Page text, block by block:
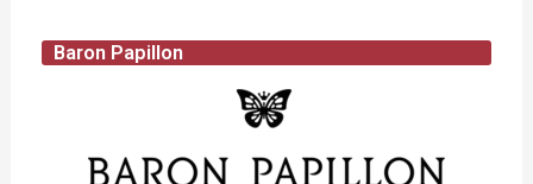
Baron Papillon